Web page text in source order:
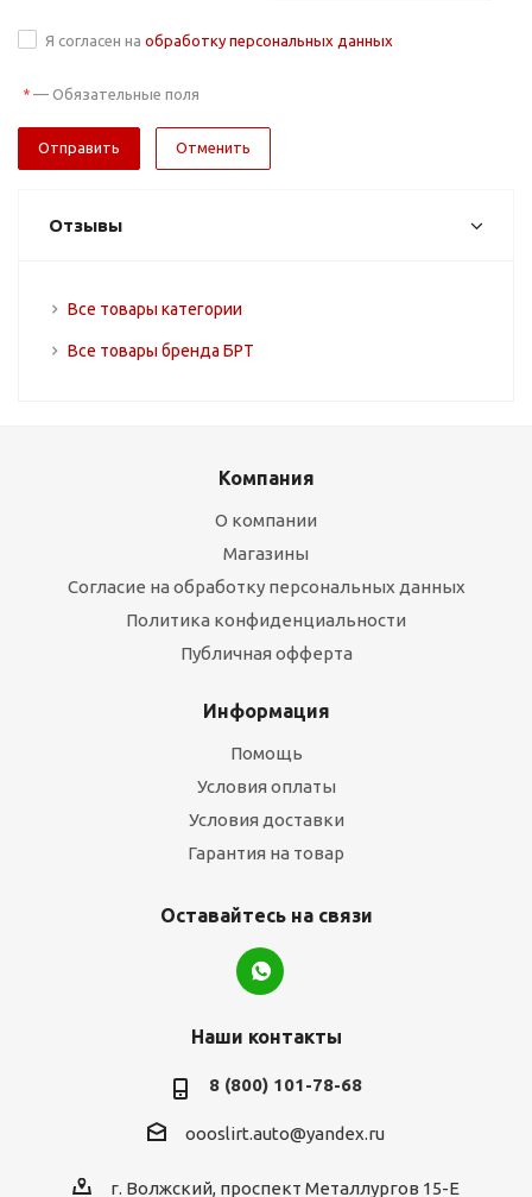
Я согласен на обработку персональных данных
* — Обязательные поля
Отменить
Отзывы
Все товары категории
Все товары бренда БРТ
Компания
О компании
Магазины
Согласие на обработку персональных данных
Политика конфиденциальности
Публичная офферта
Информация
Помощь
Условия оплаты
Условия доставки
Гарантия на товар
Оставайтесь на связи
Наши контакты
8 (800) 101-78-68
oooslirt.auto@yandex.ru
г. Волжский, проспект Металлургов 15-Е